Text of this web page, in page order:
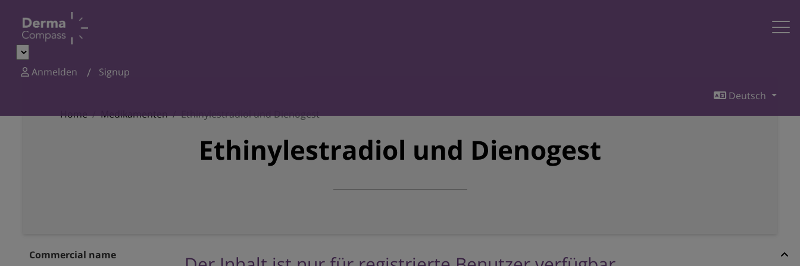
Anmelden
Signup
Deutsch
Home
Medikamenten Ethinylestradiol und Dienogest
Ethinylestradiol und Dienogest
Commercial name